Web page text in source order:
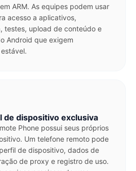
ARM. As equipes podem usar
acesso a aplicativos,
testes, upload de conteúdo e
Android que exigem
de dispositivo exclusiva
Phone possui seus próprios
Um telefone remoto pode
de dispositivo, dados de
de proxy e registro de uso.